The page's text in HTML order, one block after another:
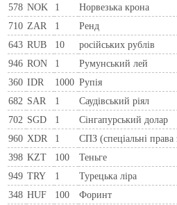
578 NOK 1 Норвезька крона
710 ZAR 1 Ренд
643 RUB 10 російських рублів
946 RON 1 Румунський лей
360 IDR 1000 Рупія
682 SAR 1 Саудівський ріял
702 SGD 1 Сінгапурський долар
960 XDR 1 СПЗ (спеціальні права
398 KZT 100 Теньге
949 TRY 1 Турецька ліра
348 HUF 100 Форинт